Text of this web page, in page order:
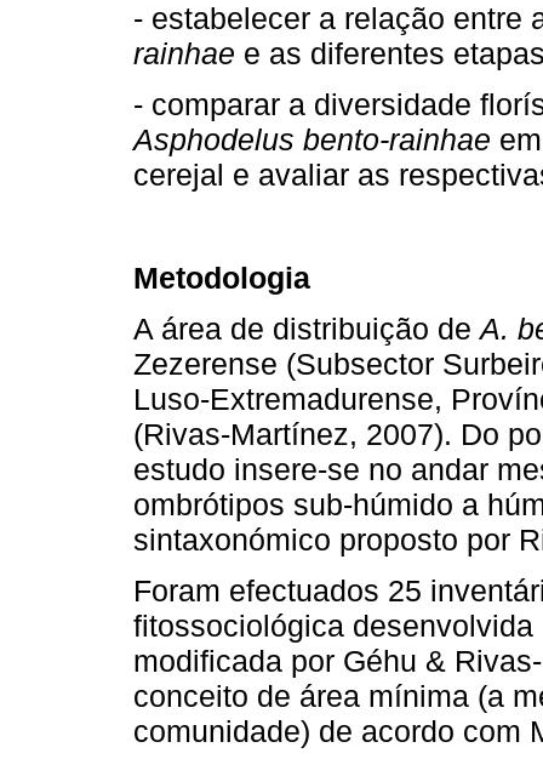
- estabelecer a relação entre
rainhae e as diferentes
- comparar a diversidade
Asphodelus bento-rainhae
cerejal e avaliar as
Metodologia
A área de distribuição deA.
Zezerense (Subsector
Luso-Extremadurense,
(Rivas-Martínez, 2007). Do
estudo insere-se no andar
ombrótipos sub-húmido a
sintaxonómico proposto por
Foram efectuados 25
fitossociológica
modificada por Géhu &
conceito de área mínima (a
comunidade) de acordo com